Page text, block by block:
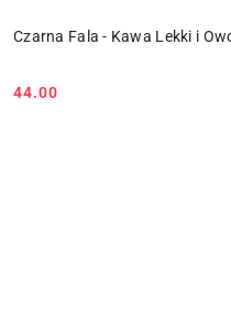
Czarna Fala - Kawa Lekki i
Cena:
44.00